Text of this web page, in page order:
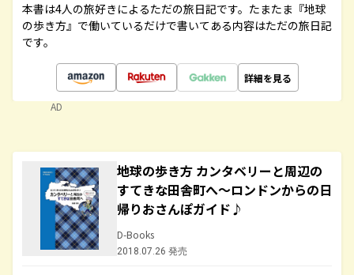
本書は4人の旅好きによるただの旅日記です。たまたま『地球
の歩き方』で働いているだけで書いてある内容はただの旅日記
です。
詳細を見る
AD
地球の歩き方 カンタベリーと周辺の
すてきな田舎町へ～ロンドンからの日
帰りおさんぽガイド♪
D-Books
2018.07.26 発売